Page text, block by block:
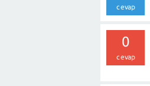
cevap
0
cevap